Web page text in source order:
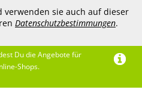
verwenden sie auch auf dieser
Datenschutzbestimmungen.
Du die Angebote für
Shops.